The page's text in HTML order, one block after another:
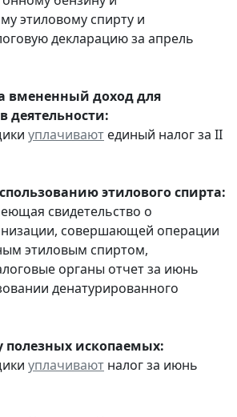
этиловому спирту и
декларацию за апрель
вмененный доход для
деятельности:
уплачивают единый налог за II
этилового спирта:
свидетельство о
совершающей операции
этиловым спиртом,
органы отчет за июнь
денатурированного
полезных ископаемых:
уплачивают налог за июнь